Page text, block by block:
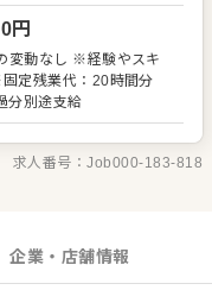
、提供 ・テーブルの片
キルに
、徐々に仕事の幅を広
サポートしますので、
きる環境です。 ゆくゆ
円
変動なし ※経験やスキ
定残業代：20時間分
分別途支給
求人番号：Job000-183-818
企業・店舗情報